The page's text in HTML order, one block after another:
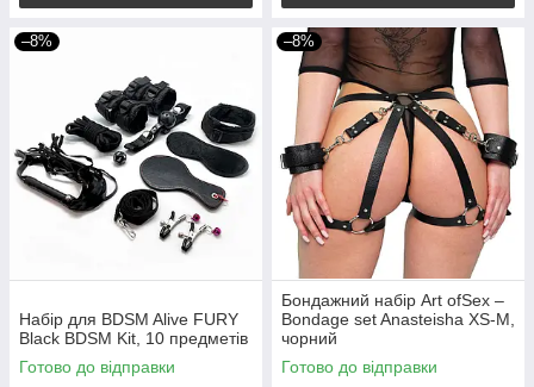
–8%
Набір для BDSM Alive FURY
Black BDSM Kit, 10 предметів
Готово до відправки
–8%
Бондажний набір Art ofSex –
Bondage set Anasteisha XS-M,
чорний
Готово до відправки